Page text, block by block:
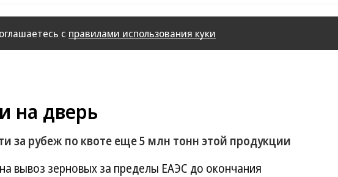
с правилами использования куки
на дверь
за рубеж по квоте еще 5 млн тонн этой продукции
вывоз зерновых за пределы ЕАЭС до окончания